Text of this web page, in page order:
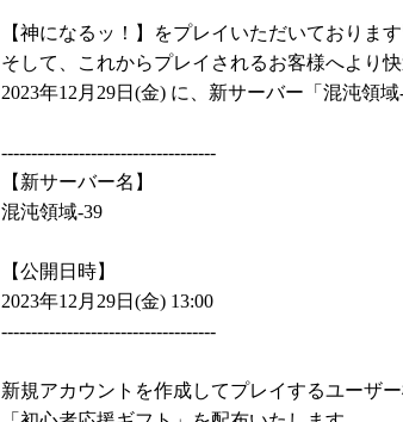
【神になるッ！】をプレイいただいております
そして、これからプレイされるお客様へより
2023年12月29日(金) に、新サーバー「混沌領域
------------------------------------
【新サーバー名】
混沌領域-39
【公開日時】
2023年12月29日(金) 13:00
------------------------------------
新規アカウントを作成してプレイするユーザ